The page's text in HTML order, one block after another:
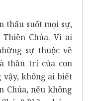
thấu suốt mọi sự,
Chúa. Vì ai
sự thuộc về
thần trí của con
không ai biết
Chúa, nếu không